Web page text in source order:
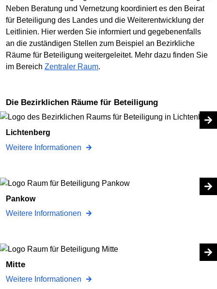
Neben Beratung und Vernetzung koordiniert es den Beirat
für Beteiligung des Landes und die Weiterentwicklung der
Leitlinien. Hier werden Sie informiert und gegebenenfalls
an die zuständigen Stellen zum Beispiel an Bezirkliche
Räume für Beteiligung weitergeleitet. Mehr dazu finden Sie
im Bereich Zentraler Raum.
Die Bezirklichen Räume für Beteiligung
Lichtenberg
Weitere Informationen
Pankow
Weitere Informationen
Mitte
Weitere Informationen